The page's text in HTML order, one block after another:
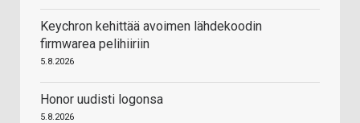
Keychron kehittää avoimen lähdekoodin
firmwarea pelihiiriin
5.8.2026
Honor uudisti logonsa
5.8.2026